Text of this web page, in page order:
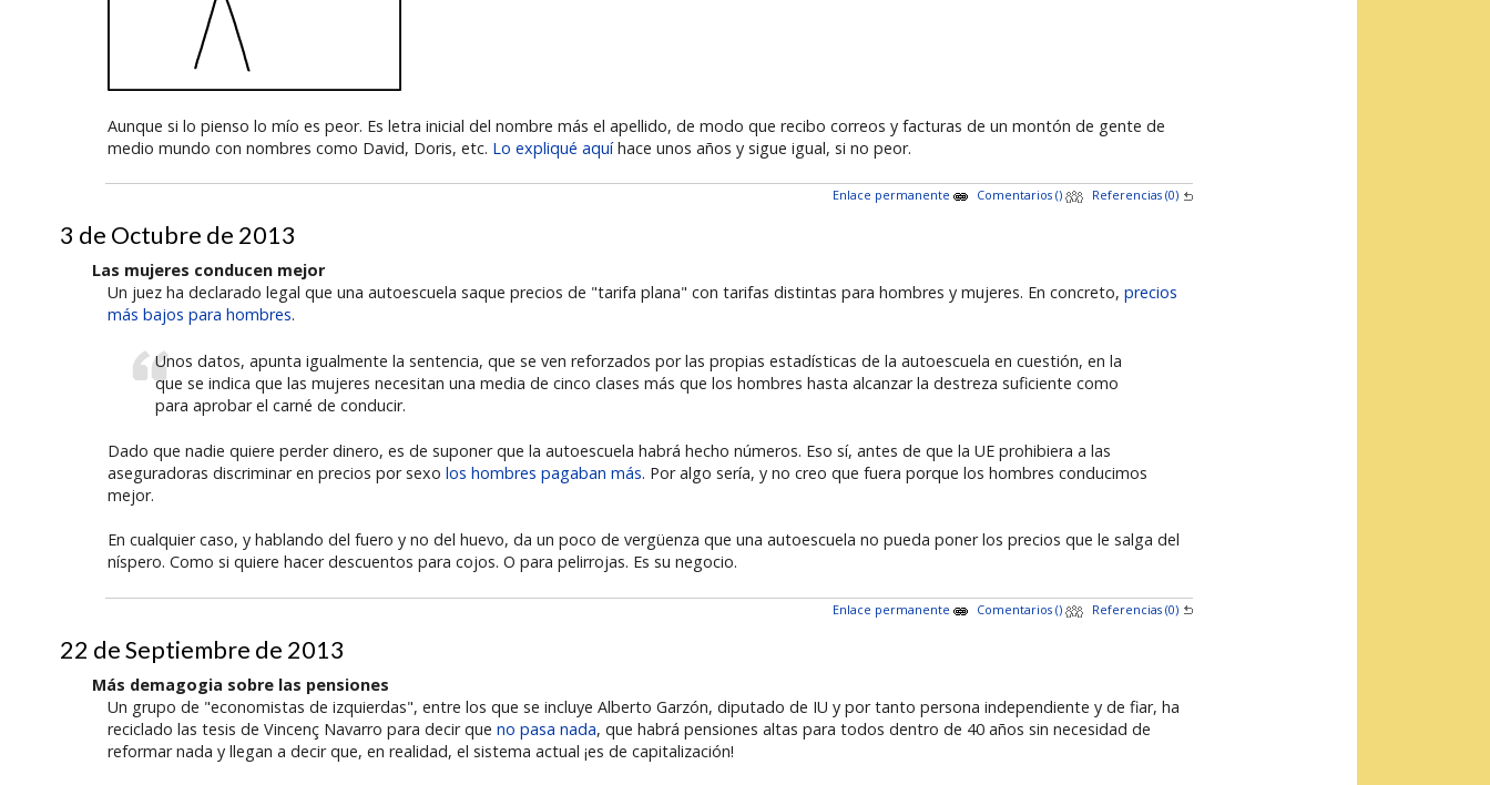
Aunque si lo pienso lo mío es peor. Es letra inicial del nombre más el apellido, de modo que recibo correos y facturas de un montón de gente de
medio mundo con nombres como David, Doris, etc. Lo expliqué aquíhace unos años y sigue igual, si no peor.
Enlace permanente Comentarios () Referencias (0)
3 de Octubre de 2013
Las mujeres conducen mejor
Un juez ha declarado legal que una autoescuela saque precios de "tarifa plana" con tarifas distintas para hombres y mujeres. En concreto, precios
más bajos para hombres.
Unos datos, apunta igualmente la sentencia, que se ven reforzados por las propias estadísticas de la autoescuela en cuestión, en la
que se indica que las mujeres necesitan una media de cinco clases más que los hombres hasta alcanzar la destreza suficiente como
para aprobar el carné de conducir.
Dado que nadie quiere perder dinero, es de suponer que la autoescuela habrá hecho números. Eso sí, antes de que la UE prohibiera a las
aseguradoras discriminar en precios por sexo los hombres pagaban más. Por algo sería, y no creo que fuera porque los hombres conducimos
mejor.
En cualquier caso, y hablando del fuero y no del huevo, da un poco de vergüenza que una autoescuela no pueda poner los precios que le salga del
níspero. Como si quiere hacer descuentos para cojos. O para pelirrojas. Es su negocio.
Enlace permanente Comentarios () Referencias (0)
22 de Septiembre de 2013
Más demagogia sobre las pensiones
Un grupo de "economistas de izquierdas", entre los que se incluye Alberto Garzón, diputado de IU y por tanto persona independiente y de fiar, ha
reciclado las tesis de Vincenç Navarro para decir que no pasa nada, que habrá pensiones altas para todos dentro de 40 años sin necesidad de
reformar nada y llegan a decir que, en realidad, el sistema actual ¡es de capitalización!